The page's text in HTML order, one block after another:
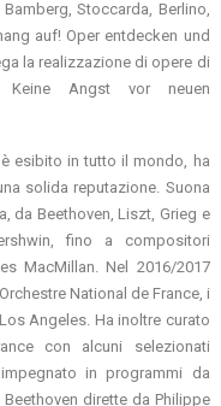
Stoccarda, Berlino,
auf! Oper entdecken und
la realizzazione di opere di
Angst vor neuen
è esibito in tutto il mondo, ha
solida reputazione. Suona
da Beethoven, Liszt, Grieg e
fino a compositori
MacMillan. Nel 2016/2017
National de France, i
Angeles. Ha inoltre curato
con alcuni selezionati
in programmi da
dirette da Philippe